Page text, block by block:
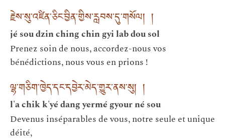
རྗེས་སུ་འཛིན་ཅིང་བྱིན་གྱིས་རླབས་དུ་གསོལ། །
jé sou dzin ching chin gyi lab dou sol
Prenez soin de nous, accordez-nous vos
bénédictions, nous vous en prions !
ལྷ་གཅིག་ཁྱེད་དང་དབྱེར་མེད་གྱུར་ནས་སུ། །
l'a chik k'yé dang yermé gyour né sou
Devenus inséparables de vous, notre seule et unique
déité,